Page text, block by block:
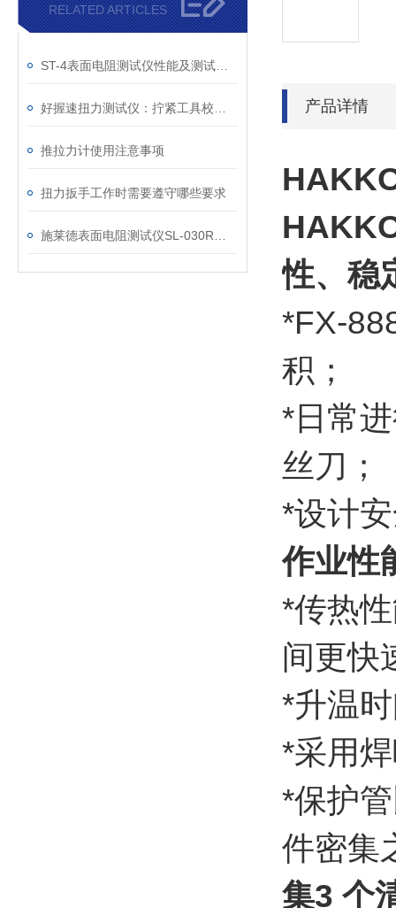
RELATED ARTICLES
推拉力计使用注意事项
扭力扳手工作时需要遵守哪些要求
产品详情
性、稳
*FX-
积；
*日常
丝刀；
*设计
作业性
*传热
间更快
*升温
*采用
*保护
件密集
集3 个